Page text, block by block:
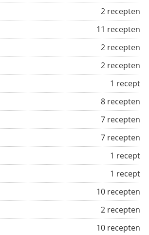
2 recepten
11 recepten
2 recepten
2 recepten
1 recept
8 recepten
7 recepten
7 recepten
1 recept
1 recept
10 recepten
2 recepten
10 recepten